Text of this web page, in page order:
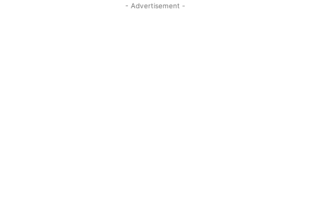
- Advertisement -